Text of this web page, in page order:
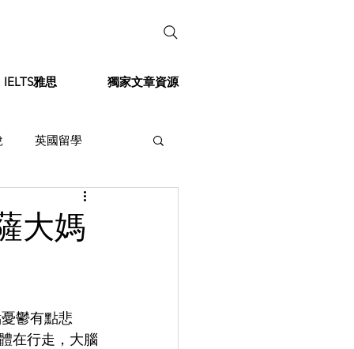
IELTS雅思 獨家文章資源
英國留學
大媽
在行走，大腦